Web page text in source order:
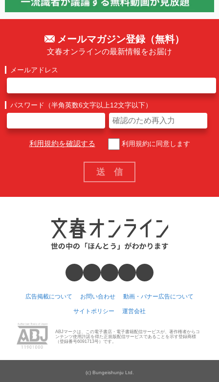
メールマガジン登録（無料）
文春オンラインの最新情報をお届け
メールアドレス
パスワード（半角英数6文字以上12文字以下）
利用規約を確認する 利用規約に同意します
広告掲載について お問い合わせ 動画・バナー広告について
サイトポリシー 運営会社
ABJマークは、この電子書店・電子書籍配信サービスが、著作権者からコ
ンテンツ使用許諾を得た正規版配信サービスであることを示す登録商標
（登録番号6091713号）です。
(c) Bungeishunju Ltd.